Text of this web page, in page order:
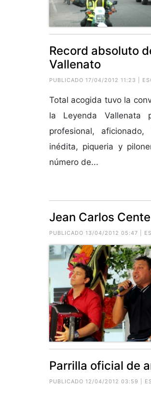
Record absoluto
Vallenato
PUBLICADO 17/04/2012 11:23 |
Total acogida tuvo la
la Leyenda Vallenata
profesional,
inédita, piqueria y
número de...
Jean Carlos
PUBLICADO 13/04/2012 05:47 |
Parrilla oficial de
PUBLICADO 12/04/2012 03:59 |